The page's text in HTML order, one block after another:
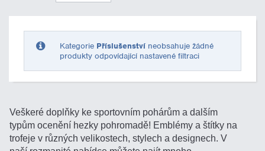
Kategorie Příslušenství neobsahuje žádné
produkty odpovídající nastavené filtraci
Veškeré doplňky ke sportovním pohárům a dalším
typům ocenění hezky pohromadě! Emblémy a štítky na
trofeje v různých velikostech, stylech a designech. V